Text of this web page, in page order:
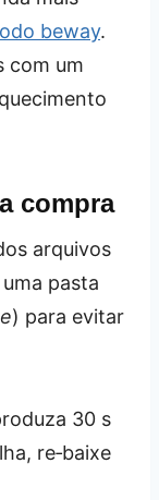
beway.
com um
compra
arquivos
pasta
) para evitar
30 s
re‑baixe